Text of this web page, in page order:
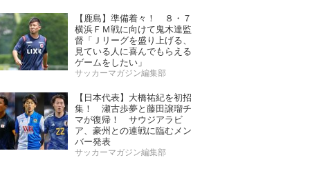
【鹿島】準備着々！ ８・７
横浜ＦＭ戦に向けて鬼木達監
督「Ｊリーグを盛り上げる、
見ている人に喜んでもらえる
ゲームをしたい」
サッカーマガジン編集部
【日本代表】大橋祐紀を初招
集！ 瀬古歩夢と藤田譲瑠チ
マが復帰！ サウジアラビ
ア、豪州との連戦に臨むメン
バー発表
サッカーマガジン編集部